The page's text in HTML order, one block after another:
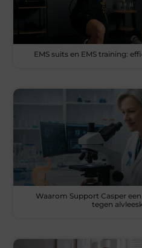
EMS suits en EMS training:
Waarom Support Casper
tegen